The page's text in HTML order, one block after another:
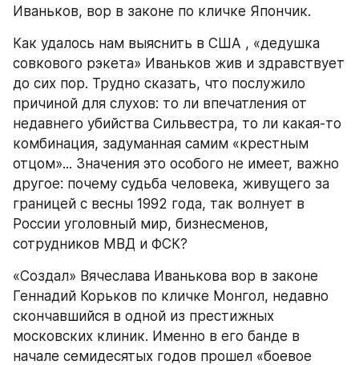
Иваньков, вор в законе по кличке Япончик.
Как удалось нам выяснить в США , «дедушка
совкового рэкета» Иваньков жив и здравствует
до сих пор. Трудно сказать, что послужило
причиной для слухов: то ли впечатления от
недавнего убийства Сильвестра, то ли какая-то
комбинация, задуманная самим «крестным
отцом»... Значения это особого не имеет, важно
другое: почему судьба человека, живущего за
границей с весны 1992 года, так волнует в
России уголовный мир, бизнесменов,
сотрудников МВД и ФСК?
«Создал» Вячеслава Иванькова вор в законе
Геннадий Корьков по кличке Монгол, недавно
скончавшийся в одной из престижных
московских клиник. Именно в его банде в
начале семидесятых годов прошел «боевое